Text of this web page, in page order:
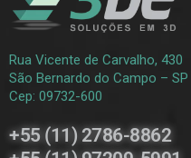
Rua Vicente de Carvalho, 430
São Bernardo do Campo – SP
Cep: 09732-600
+55 (11) 2786-8862